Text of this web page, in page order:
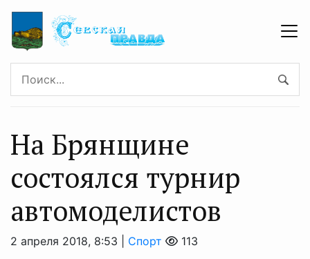
На Брянщине
состоялся турнир
автомоделистов
2 апреля 2018, 8:53 | Спорт 113